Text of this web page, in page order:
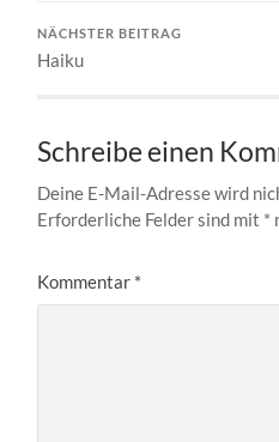
NÄCHSTER BEITRAG
Haiku
Schreibe einen
Deine E-Mail-Adresse wird
Erforderliche Felder sind mit *
Kommentar *